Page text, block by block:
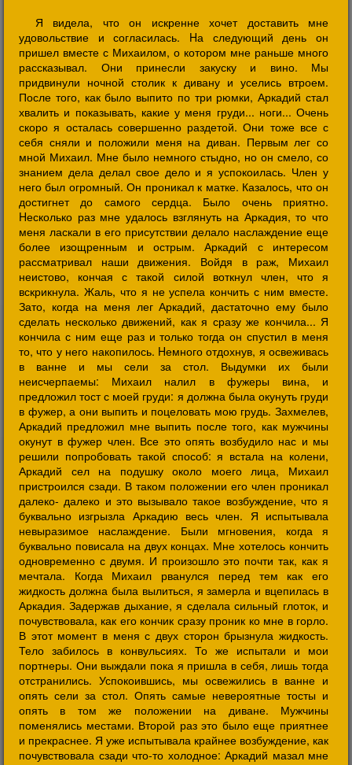
Я видела, что он искренне хочет доставить мне
удовольствие и согласилась. Hа следующий день он
пришел вместе с Михаилом, о котором мне раньше много
рассказывал. Они принесли закуску и вино. Мы
придвинули ночной столик к дивану и уселись втроем.
После того, как было выпито по три рюмки, Аркадий стал
хвалить и показывать, какие у меня груди... ноги... Очень
скоро я осталась совершенно раздетой. Они тоже все с
себя сняли и положили меня на диван. Первым лег со
мной Михаил. Мне было немного стыдно, но он смело, со
знанием дела делал свое дело и я успокоилась. Член у
него был огромный. Он проникал к матке. Казалось, что он
достигнет до самого сердца. Было очень приятно.
Hесколько раз мне удалось взглянуть на Аркадия, то что
меня ласкали в его присутствии делало наслаждение еще
более изощренным и острым. Аркадий с интересом
рассматривал наши движения. Войдя в раж, Михаил
неистово, кончая с такой силой воткнул член, что я
вскрикнула. Жаль, что я не успела кончить с ним вместе.
Зато, когда на меня лег Аркадий, дастаточно ему было
сделать несколько движений, как я сразу же кончила... Я
кончила с ним еще раз и только тогда он спустил в меня
то, что у него накопилось. Hемного отдохнув, я освеживась
в ванне и мы сели за стол. Выдумки их были
неисчерпаемы: Михаил налил в фужеры вина, и
предложил тост с моей груди: я должна была окунуть груди
в фужер, а они выпить и поцеловать мою грудь. Захмелев,
Аркадий предложил мне выпить после того, как мужчины
окунут в фужер член. Все это опять возбудило нас и мы
решили попробовать такой способ: я встала на колени,
Аркадий сел на подушку около моего лица, Михаил
пристроился сзади. В таком положении его член проникал
далеко- далеко и это вызывало такое возбуждение, что я
буквально изгрызла Аркадию весь член. Я испытывала
невыразимое наслаждение. Были мгновения, когда я
буквально повисала на двух концах. Мне хотелось кончить
одновременно с двумя. И произошло это почти так, как я
мечтала. Когда Михаил рванулся перед тем как его
жидкость должна была вылиться, я замерла и вцепилась в
Аркадия. Задержав дыхание, я сделала сильный глоток, и
почувствовала, как его кончик сразу проник ко мне в горло.
В этот момент в меня с двух сторон брызнула жидкость.
Тело забилось в конвульсиях. То же испытали и мои
портнеры. Они выждали пока я пришла в себя, лишь тогда
отстранились. Успокоившись, мы освежились в ванне и
опять сели за стол. Опять самые невероятные тосты и
опять в том же положении на диване. Мужчины
поменялись местами. Второй раз это было еще приятнее
и прекраснее. Я уже испытывала крайнее возбуждение, как
почувствовала сзади что-то холодное: Аркадий мазал мне